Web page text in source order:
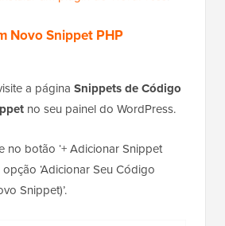
Novo Snippet PHP
a página Snippets de Código
no seu painel do WordPress.
no botão ‘+ Adicionar Snippet
opção ‘Adicionar Seu Código
Snippet)’.